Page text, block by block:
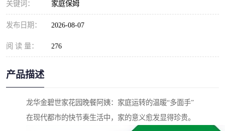
关键词： 家庭保姆
发布日期： 2026-08-07
阅 读 量： 276
产品描述
龙华金碧世家花园晚餐阿姨：家庭运转的温暖“多面手”
在现代都市的快节奏生活中，家的意义愈发显得珍贵。